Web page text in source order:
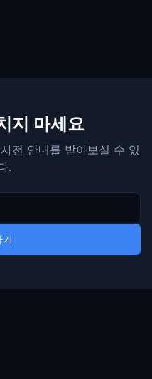
지 마세요
전 안내를 받아보실 수 있
.
기